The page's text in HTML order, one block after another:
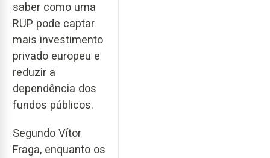
saber como uma
RUP pode captar
mais investimento
privado europeu e
reduzir a
dependência dos
fundos públicos.
Segundo Vítor
Fraga, enquanto os